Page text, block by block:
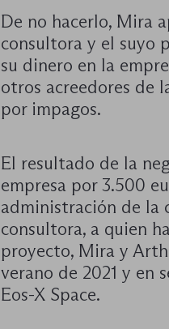
De no hacerlo, Mira
consultora y el suyo
su dinero en la
otros acreedores de
por impagos.
El resultado de la
empresa por 3.500
administración de la
consultora, a quien
proyecto, Mira y
verano de 2021 y en
Eos-X Space.